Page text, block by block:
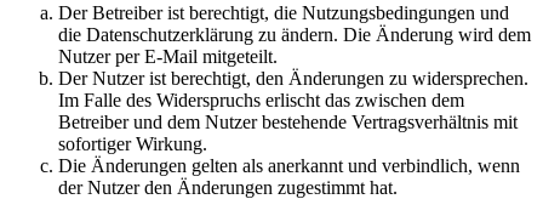
Der Betreiber ist berechtigt, die Nutzungsbedingungen und
die Datenschutzerklärung zu ändern. Die Änderung wird dem
Nutzer per E-Mail mitgeteilt.
Der Nutzer ist berechtigt, den Änderungen zu widersprechen.
Im Falle des Widerspruchs erlischt das zwischen dem
Betreiber und dem Nutzer bestehende Vertragsverhältnis mit
sofortiger Wirkung.
Die Änderungen gelten als anerkannt und verbindlich, wenn
der Nutzer den Änderungen zugestimmt hat.